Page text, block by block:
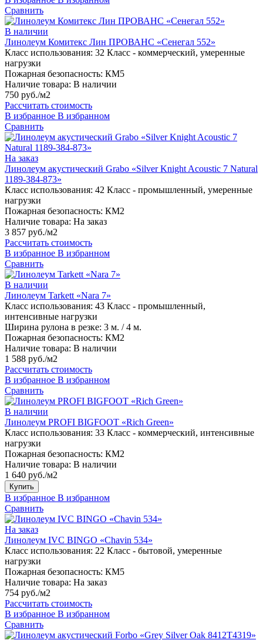
Сравнить
В наличии
Линолеум Комитекс Лин ПРОВАНС «Сенегал 552»
Класс использования: 32 Класс - коммерческий, умеренные
нагрузки
Пожарная безопасность: КМ5
Наличие товара: В наличии
750 руб./м2
Рассчитать стоимость
В избранное В избранном
Сравнить
На заказ
Линолеум акустический Grabo «Silver Knight Acoustic 7 Natural
1189-384-873»
Класс использования: 42 Класс - промышленный, умеренные
нагрузки
Пожарная безопасность: КМ2
Наличие товара: На заказ
3 857 руб./м2
Рассчитать стоимость
В избранное В избранном
Сравнить
В наличии
Линолеум Tarkett «Nara 7»
Класс использования: 43 Класс - промышленный,
интенсивные нагрузки
Ширина рулона в резке: 3 м. / 4 м.
Пожарная безопасность: КМ2
Наличие товара: В наличии
1 588 руб./м2
Рассчитать стоимость
В избранное В избранном
Сравнить
В наличии
Линолеум PROFI BIGFOOT «Rich Green»
Класс использования: 33 Класс - коммерческий, интенсивные
нагрузки
Пожарная безопасность: КМ2
Наличие товара: В наличии
1 640 руб./м2
Купить
В избранное В избранном
Сравнить
На заказ
Линолеум IVC BINGO «Chavin 534»
Класс использования: 22 Класс - бытовой, умеренные
нагрузки
Пожарная безопасность: КМ5
Наличие товара: На заказ
754 руб./м2
Рассчитать стоимость
В избранное В избранном
Сравнить